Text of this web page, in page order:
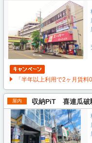
「半年以上利用で2ヶ月賃料
屋内 収納PiT 喜連瓜破